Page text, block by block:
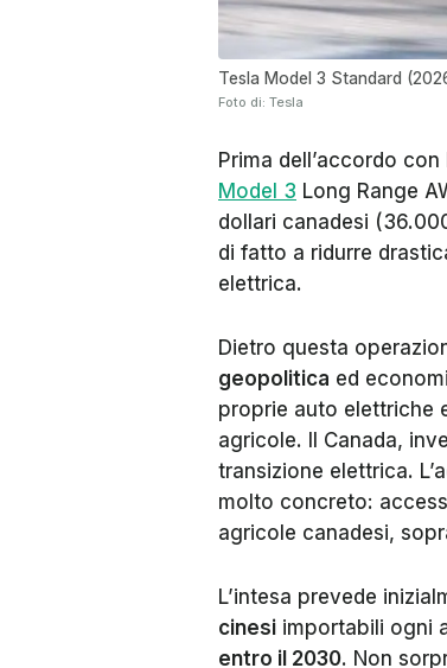
Tesla Model 3 Standard
Foto di: Tesla
Prima dell’accordo
Model 3 Long Range
dollari canadesi
di fatto a ridurre
elettrica.
Dietro questa
geopolitica ed
proprie auto elettriche
agricole. Il Canada,
transizione elettrica.
molto concreto:
agricole canadesi,
L’intesa prevede
cinesi importabili ogni
entro il 2030. Non